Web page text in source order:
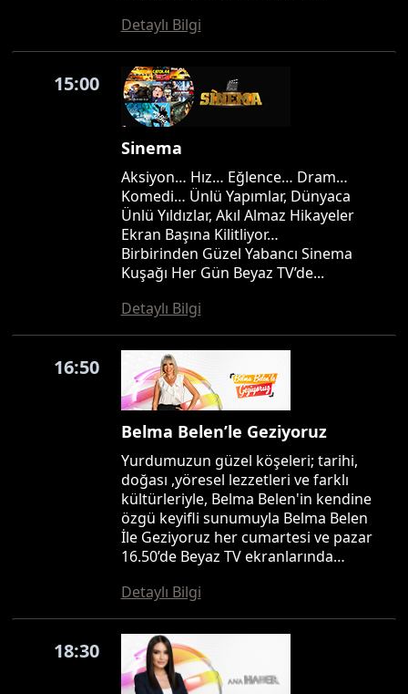
Detaylı Bilgi
15:00
Sinema
Aksiyon… Hız… Eğlence… Dram…
Komedi… Ünlü Yapımlar, Dünyaca
Ünlü Yıldızlar, Akıl Almaz Hikayeler
Ekran Başına Kilitliyor…
Birbirinden Güzel Yabancı Sinema
Kuşağı Her Gün Beyaz TV’de...
Detaylı Bilgi
16:50
Belma Belen’le Geziyoruz
Yurdumuzun güzel köşeleri; tarihi,
doğası ,yöresel lezzetleri ve farklı
kültürleriyle, Belma Belen'in kendine
özgü keyifli sunumuyla Belma Belen
İle Geziyoruz her cumartesi ve pazar
16.50’de Beyaz TV ekranlarında…
Detaylı Bilgi
18:30